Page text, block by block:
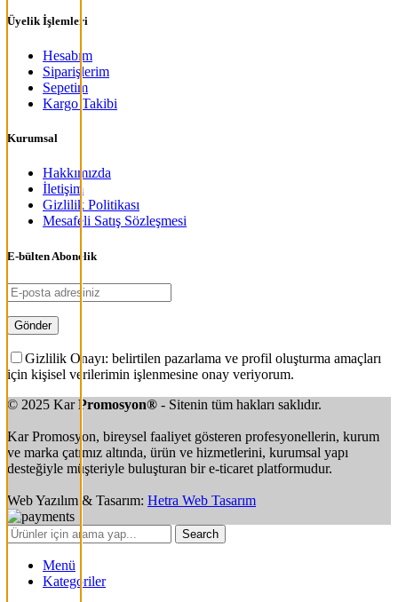
Üyelik İşlemleri
Hesabım
Siparişlerim
Sepetim
Kargo Takibi
Kurumsal
Hakkımızda
İletişim
Gizlilik Politikası
Mesafeli Satış Sözleşmesi
E-bülten Abonelik
Gizlilik Onayı: belirtilen pazarlama ve profil oluşturma amaçları
için kişisel verilerimin işlenmesine onay veriyorum.
© 2025 KarPromosyon® - Sitenin tüm hakları saklıdır.
Kar Promosyon, bireysel faaliyet gösteren profesyonellerin, kurum
ve marka çatımız altında, ürün ve hizmetlerini, kurumsal yapı
desteğiyle müşteriyle buluşturan bir e-ticaret platformudur.
Web Yazılım & Tasarım: Hetra Web Tasarım
Search
Menü
Kategoriler